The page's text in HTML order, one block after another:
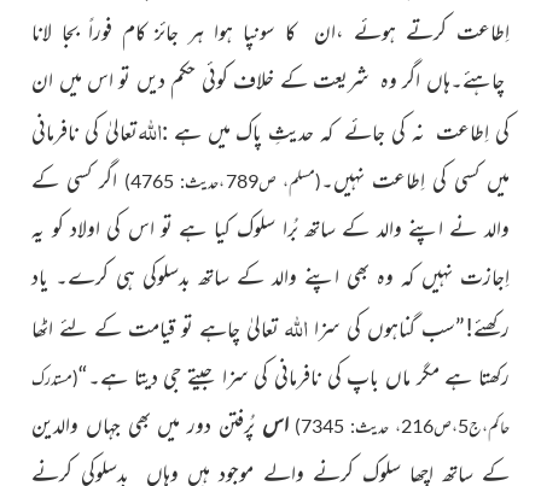
اِطاعت کرتے ہوئے ،ان کا سونپا ہوا ہر جائز کام فوراً بجا لانا
چاہئے۔ہاں اگر وہ شریعت کے خلاف کوئی حکم دیں تو اس میں ان
کی اِطاعت نہ کی جائے کہ حدیثِ پاک میں ہے :اللہتعالیٰ کی نافرمانی
میں کسی کی اِطاعت نہیں۔(مسلم، ص789،حدیث: 4765)
اگر کسی کے
والد نے اپنے والد کے ساتھ بُرا سلوک کیا ہے تو اس کی اولاد کو یہ
اِجازت نہیں کہ وہ بھی اپنے والد کے ساتھ بدسلوکی ہی کرے۔ یاد
رکھئے!”سب گناہوں کی سزا اللہتعالیٰ چاہے تو قیامت کے لئے اٹھا
رکھتا ہے مگر ماں باپ کی نافرمانی کی سزا جیتے جی دیتا ہے۔“(مستدرک
حاکم،ج5،ص216، حدیث: 7345) اس پُرفتن دور میں بھی جہاں والدین
کے ساتھ اچھا سلوک کرنے والے موجود ہیں وہاں بدسلوکی کرنے